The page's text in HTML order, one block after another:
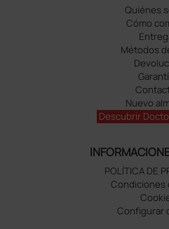
Quiénes
Cómo
Métodos
Nuevo
Descubrir
POLÍTICA DE
Condiciones
Configurar